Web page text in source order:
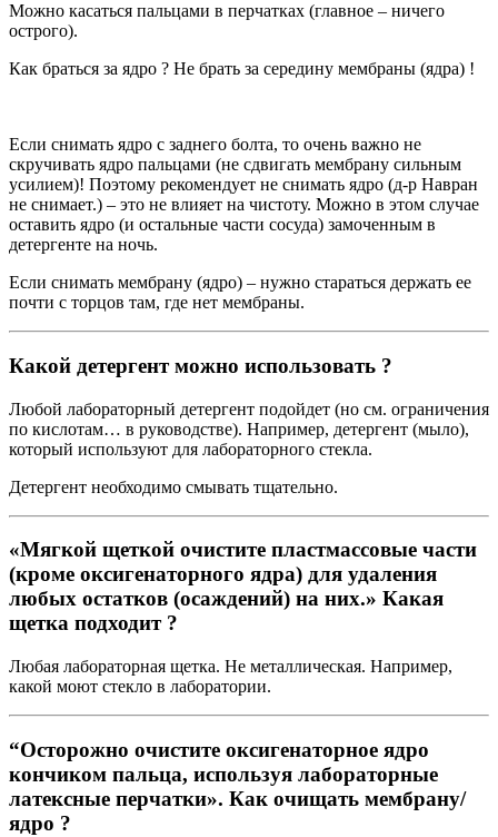
Можно касаться пальцами в перчатках (главное – ничего
острого).
Как браться за ядро ? Не брать за середину мембраны (ядра) !
Если снимать ядро с заднего болта, то очень важно не
скручивать ядро пальцами (не сдвигать мембрану сильным
усилием)! Поэтому рекомендует не снимать ядро (д-р Навран
не снимает.) – это не влияет на чистоту. Можно в этом случае
оставить ядро (и остальные части сосуда) замоченным в
детергенте на ночь.
Если снимать мембрану (ядро) – нужно стараться держать ее
почти с торцов там, где нет мембраны.
Какой детергент можно использовать ?
Любой лабораторный детергент подойдет (но см. ограничения
по кислотам… в руководстве). Например, детергент (мыло),
который используют для лабораторного стекла.
Детергент необходимо смывать тщательно.
«Мягкой щеткой очистите пластмассовые части
(кроме оксигенаторного ядра) для удаления
любых остатков (осаждений) на них.» Какая
щетка подходит ?
Любая лабораторная щетка. Не металлическая. Например,
какой моют стекло в лаборатории.
“Осторожно очистите оксигенаторное ядро
кончиком пальца, используя лабораторные
латексные перчатки». Как очищать мембрану/
ядро ?